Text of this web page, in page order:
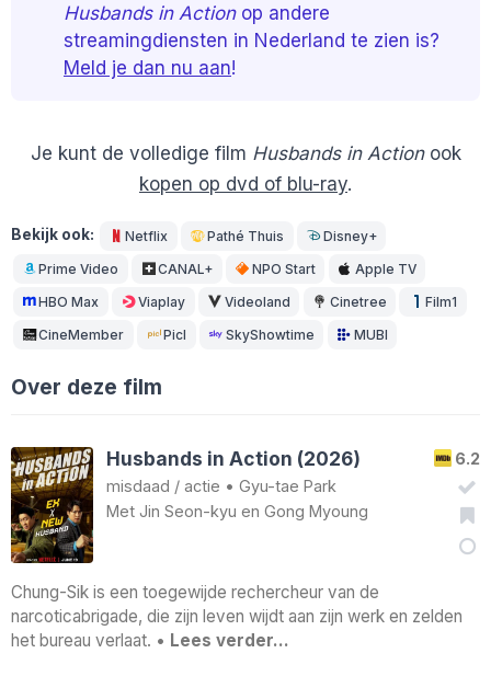
Husbands in Actionop andere
streamingdiensten in Nederland te zien is?
Meld je dan nu aan!
Je kunt de volledige film Husbands in Actionook
kopen op dvd of blu-ray.
Bekijk ook: Netflix Pathé Thuis Disney+
Prime Video CANAL+ NPO Start Apple TV
HBO Max Viaplay Videoland Cinetree Film1
CineMember Picl SkyShowtime MUBI
Over deze film
6.2
Husbands in Action (2026)
misdaad / actie • Gyu-tae Park
Met Jin Seon-kyu en Gong Myoung
Chung-Sik is een toegewijde rechercheur van de
narcoticabrigade, die zijn leven wijdt aan zijn werk en zelden
het bureau verlaat. • Lees verder…